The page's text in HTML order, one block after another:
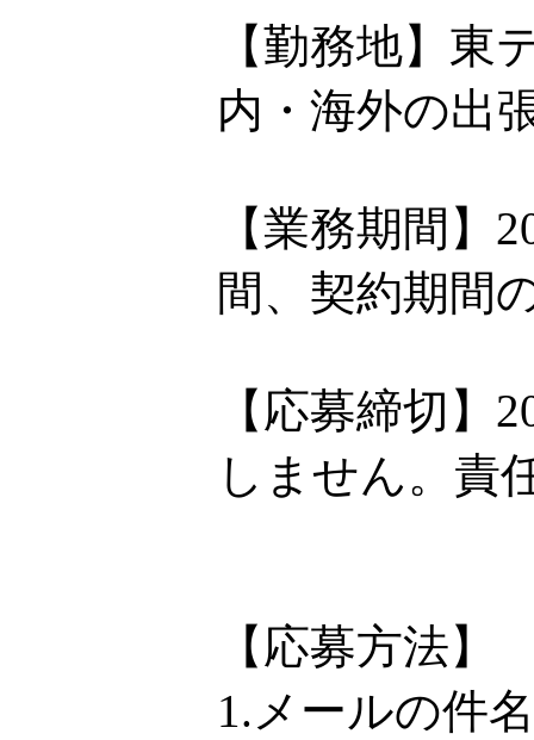
【勤務地】
内・海外の出
【業務期間】
間、契約期間
【応募締切】
しません。責
【応募方法】
1.メールの件